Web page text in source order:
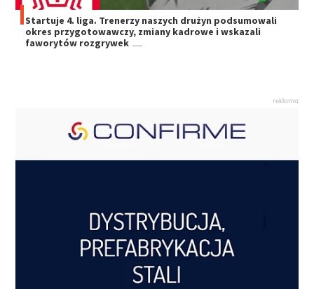
Startuje 4. liga. Trenerzy naszych drużyn podsumowali
okres przygotowawczy, zmiany kadrowe i wskazali
faworytów rozgrywek